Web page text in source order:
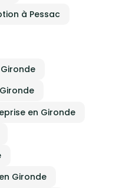
à Pessac
en Gironde
Gironde